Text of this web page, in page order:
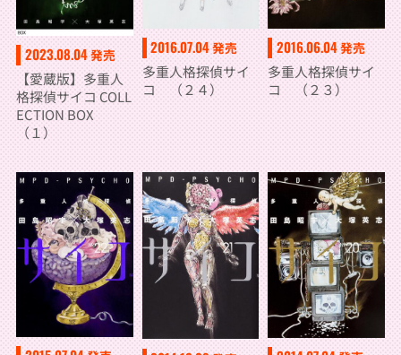
2023.08.04発売
【愛蔵版】多重人
格探偵サイコ COLL
ECTION BOX
（１）
2016.07.04発売
多重人格探偵サイ
コ （２４）
2016.06.04発売
多重人格探偵サイ
コ （２３）